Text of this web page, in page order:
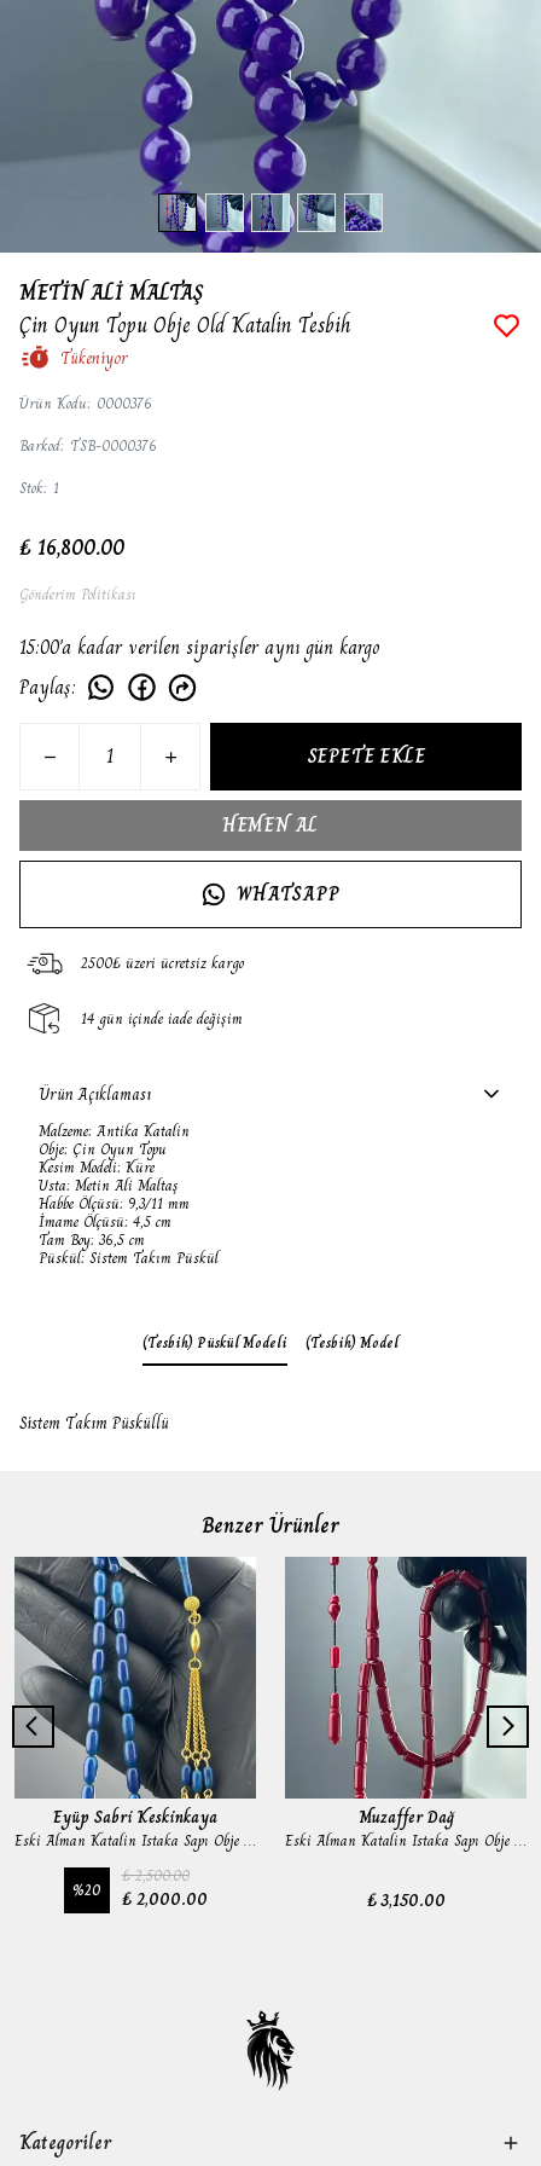
METİN ALİ MALTAŞ
Çin Oyun Topu Obje Old Katalin Tesbih
Tükeniyor
Ürün Kodu: 0000376
Barkod: TSB-0000376
Stok: 1
₺ 16,800.00
Gönderim Politikası
15:00'a kadar verilen siparişler aynı gün kargo
Paylaş:
SEPETE EKLE
HEMEN AL
WHATSAPP
2500₺ üzeri ücretsiz kargo
14 gün içinde iade değişim
Ürün Açıklaması
Malzeme: Antika Katalin
Obje: Çin Oyun Topu
Kesim Modeli: Küre
Usta: Metin Ali Maltaş
Habbe Ölçüsü: 9,3/11 mm
İmame Ölçüsü: 4,5 cm
Tam Boy: 36,5 cm
Püskül: Sistem Takım Püskül
(Tesbih) Püskül Modeli (Tesbih) Model
Sistem Takım Püsküllü
Benzer Ürünler
Eyüp Sabri Keskinkaya
Eski Alman Katalin Istaka Sapı Obje Tesbih
%20
₺ 2,500.00
₺ 2,000.00
Muzaffer Dağ
Eski Alman Katalin Istaka Sapı Obje Tesbih
₺ 3,150.00
Kategoriler